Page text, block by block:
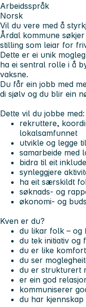
Arbeidsspråk
Norsk
Vil du vere med å
Årdal kommune
stilling som leiar for
Dette er ei unik
ha ei sentral rolle i å
vaksne.
Du får ein jobb med
di sjølv og du blir ein
Dette vil du jobbe med:
rekruttere,
lokalsamfunnet
utvikle og legge
samarbeide med
bidra til eit
synleggjere
ha eit særskildt
søknads- og
økonomi- og
Kven er du?
du likar folk – og
du tek initiativ og
du er like
du ser
du er strukturert
er ein god
kommuniserer
du har